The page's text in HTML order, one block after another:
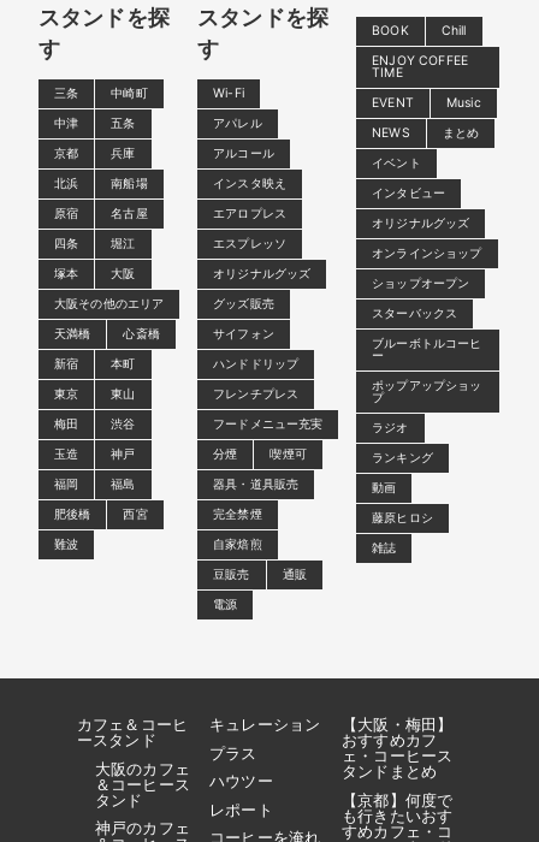
スタンドを探
す
三条
中崎町
中津
五条
京都
兵庫
北浜
南船場
原宿
名古屋
四条
堀江
塚本
大阪
大阪その他のエリア
天満橋
心斎橋
新宿
本町
東京
東山
梅田
渋谷
玉造
神戸
福岡
福島
肥後橋
西宮
難波
スタンドを探
す
Wi-Fi
アパレル
アルコール
インスタ映え
エアロプレス
エスプレッソ
オリジナルグッズ
グッズ販売
サイフォン
ハンドドリップ
フレンチプレス
フードメニュー充実
分煙
喫煙可
器具・道具販売
完全禁煙
自家焙煎
豆販売
通販
電源
BOOK
Chill
ENJOY COFFEE
TIME
EVENT
Music
NEWS
まとめ
イベント
インタビュー
オリジナルグッズ
オンラインショップ
ショップオープン
スターバックス
ブルーボトルコーヒ
ー
ポップアップショッ
プ
ラジオ
ランキング
動画
藤原ヒロシ
雑誌
カフェ＆コーヒ
ースタンド
大阪のカフェ
＆コーヒース
タンド
神戸のカフェ
キュレーション
プラス
ハウツー
レポート
コーヒーを淹れ
【大阪・梅田】
おすすめカフ
ェ・コーヒース
タンドまとめ
【京都】何度で
も行きたいおす
すめカフェ・コ